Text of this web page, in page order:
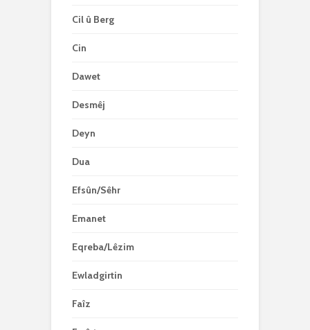
Cil û Berg
Cin
Dawet
Desmêj
Deyn
Dua
Efsûn/Sêhr
Emanet
Eqreba/Lêzim
Ewladgirtin
Faîz